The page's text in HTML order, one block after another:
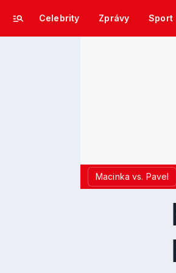
Celebrity Zprávy Sport
Macinka vs. Pavel